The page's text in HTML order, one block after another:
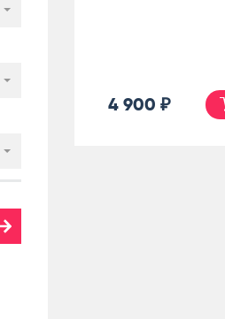
4 900 ₽